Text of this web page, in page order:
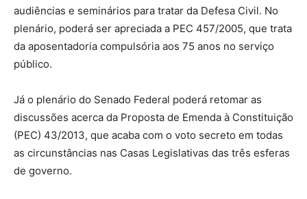
audiências e seminários para tratar da Defesa Civil. No
plenário, poderá ser apreciada a PEC 457/2005, que trata
da aposentadoria compulsória aos 75 anos no serviço
público.
Já o plenário do Senado Federal poderá retomar as
discussões acerca da Proposta de Emenda à Constituição
(PEC) 43/2013, que acaba com o voto secreto em todas
as circunstâncias nas Casas Legislativas das três esferas
de governo.